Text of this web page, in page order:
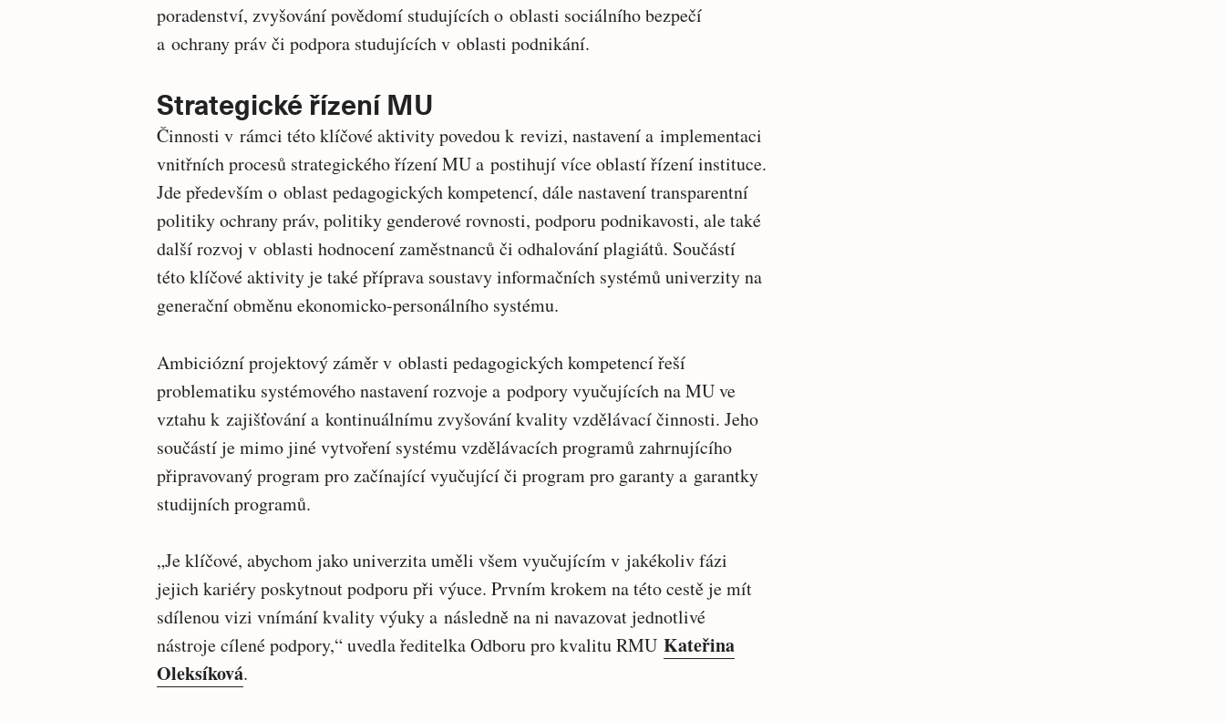
poradenství, zvyšování povědomí studujících o oblasti sociálního bezpečí
a ochrany práv či podpora studujících v oblasti podnikání.
Strategické řízení MU
Činnosti v rámci této klíčové aktivity povedou k revizi, nastavení a implementaci
vnitřních procesů strategického řízení MU a postihují více oblastí řízení instituce.
Jde především o oblast pedagogických kompetencí, dále nastavení transparentní
politiky ochrany práv, politiky genderové rovnosti, podporu podnikavosti, ale také
další rozvoj v oblasti hodnocení zaměstnanců či odhalování plagiátů. Součástí
této klíčové aktivity je také příprava soustavy informačních systémů univerzity na
generační obměnu ekonomicko-personálního systému.
Ambiciózní projektový záměr v oblasti pedagogických kompetencí řeší
problematiku systémového nastavení rozvoje a podpory vyučujících na MU ve
vztahu k zajišťování a kontinuálnímu zvyšování kvality vzdělávací činnosti. Jeho
součástí je mimo jiné vytvoření systému vzdělávacích programů zahrnujícího
připravovaný program pro začínající vyučující či program pro garanty a garantky
studijních programů.
„Je klíčové, abychom jako univerzita uměli všem vyučujícím v jakékoliv fázi
jejich kariéry poskytnout podporu při výuce. Prvním krokem na této cestě je mít
sdílenou vizi vnímání kvality výuky a následně na ni navazovat jednotlivé
nástroje cílené podpory,“ uvedla ředitelka Odboru pro kvalitu RMU Kateřina
Oleksíková.